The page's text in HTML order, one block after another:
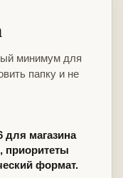
минимум для
папку и не
для магазина
приоритеты
формат.